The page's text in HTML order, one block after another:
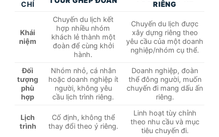
CHÍ
RIÊNG
Khái
niệm
Chuyến du lịch kết
hợp nhiều nhóm
khách lẻ thành một
đoàn để cùng khởi
hành.
Chuyến du lịch được
xây dựng riêng theo
yêu cầu của một doanh
nghiệp/nhóm cụ thể.
Đối
tượng
phù
hợp
Nhóm nhỏ, cá nhân
hoặc doanh nghiệp ít
người, không yêu
cầu lịch trình riêng.
Doanh nghiệp, đoàn
thể đông người, muốn
chuyến đi mang dấu ấn
riêng.
Lịch
trình
Cố định, không thể
thay đổi theo ý riêng.
Linh hoạt tùy chỉnh
theo nhu cầu và mục
tiêu chuyến đi.